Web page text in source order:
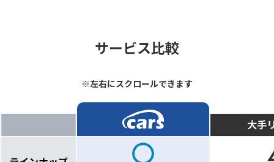
サービス比較
※左右にスクロールできます